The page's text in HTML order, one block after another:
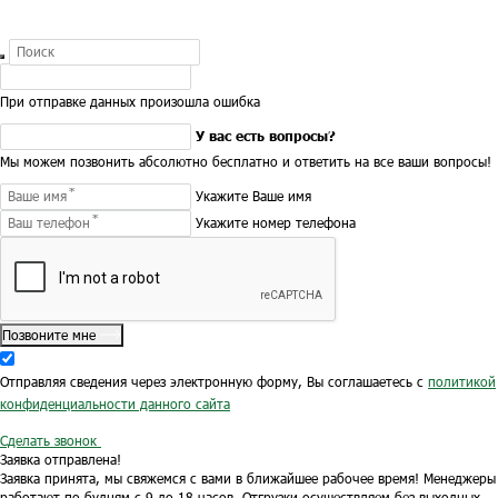
При отправке данных произошла ошибка
У вас есть вопросы?
Мы можем позвонить абсолютно бесплатно и ответить на все ваши вопросы!
Укажите Ваше имя
Укажите номер телефона
Позвоните мне
Отправляя сведения через электронную форму, Вы соглашаетесь с политикой
конфиденциальности данного сайта
Сделать звонок
Заявка отправлена!
Заявка принята, мы свяжемся с вами в ближайшее рабочее время! Менеджеры